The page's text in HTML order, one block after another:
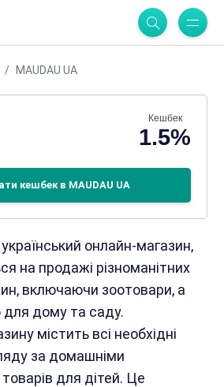
MAUDAU UA
Кешбек
1.5%
кешбек в MAUDAU UA
онлайн-магазин,
на продажі різноманітних
включаючи зоотовари, а
для дому та саду.
містить всі необхідні
за домашніми
для дітей. Це